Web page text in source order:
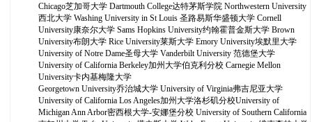
Chicago芝加哥大学 Dartmouth College达特茅斯学院 Northwestern University
西北大学 Washing University in St Louis 圣路易斯华盛顿大学 Cornell
University康奈尔大学 Sams Hopkins University约翰霍普金斯大学 Brown
University布朗大学 Rice University莱斯大学 Emory University埃默里大学
University of Notre Dame圣母大学 Vanderbilt University 范德堡大学
University of California Berkeley加州大学伯克利分校 Carnegie Mellon
University卡内基梅隆大学
Georgetown University乔治城大学 University of Virginia弗吉尼亚大学
University of California Los Angeles加州大学洛杉矶分校University of
Michigan Ann Arbor密西根大学-安娜堡分校 University of Southern California